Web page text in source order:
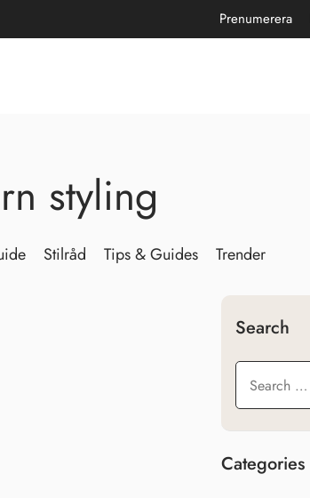
Prenumerera
styling
Stilråd Tips & Guides Trender
Search
Categories